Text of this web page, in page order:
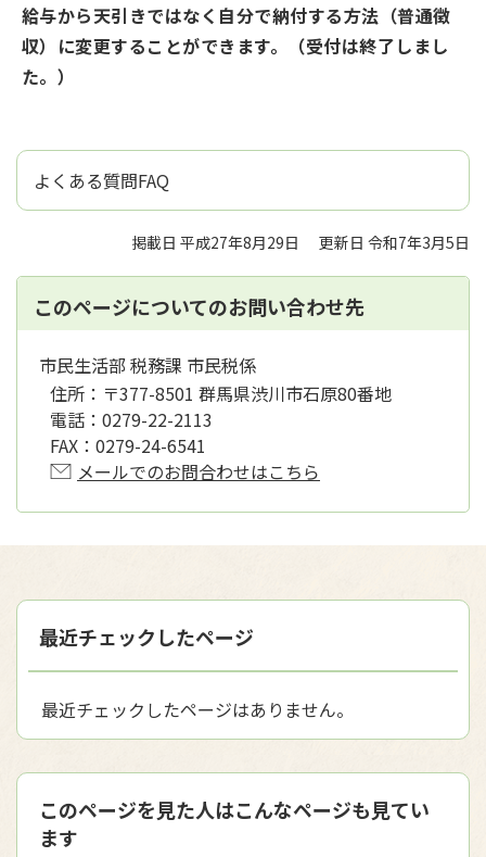
給与から天引きではなく自分で納付する方法（普通徴
収）に変更することができます。（受付は終了しまし
た。）
よくある質問FAQ
掲載日 平成27年8月29日 更新日 令和7年3月5日
このページについてのお問い合わせ先
市民生活部 税務課 市民税係
住所： 〒377-8501 群馬県渋川市石原80番地
電話： 0279-22-2113
FAX： 0279-24-6541
メールでのお問合わせはこちら
最近チェックしたページ
最近チェックしたページはありません。
このページを見た人はこんなページも見てい
ます